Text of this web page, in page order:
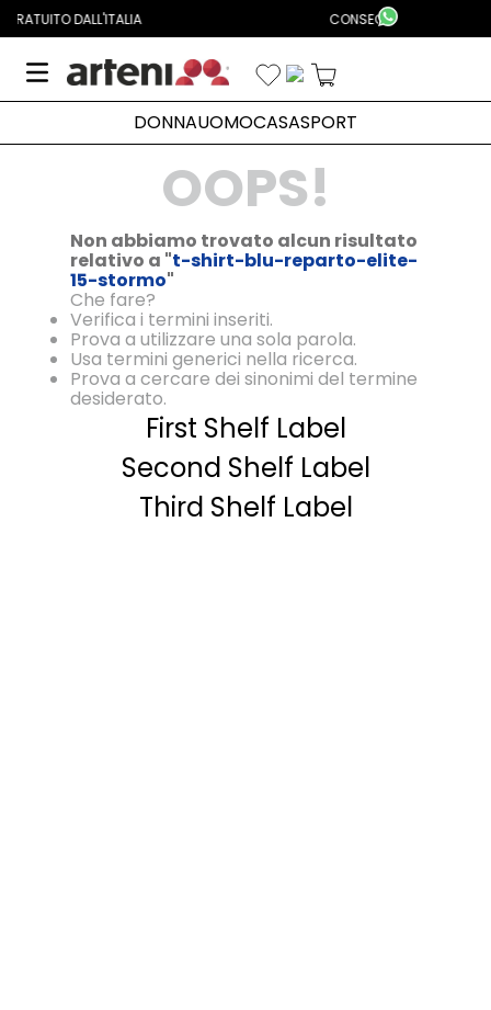
CONSEGNA IN 24/48H IN TUTTA ITALIA
DONNAUOMOCASASPORT
OOPS!
Non abbiamo trovato alcun risultato
relativo a "t-shirt-blu-reparto-elite-
15-stormo"
Che fare?
Verifica i termini inseriti.
Prova a utilizzare una sola parola.
Usa termini generici nella ricerca.
Prova a cercare dei sinonimi del termine
desiderato.
First Shelf Label
Second Shelf Label
Third Shelf Label